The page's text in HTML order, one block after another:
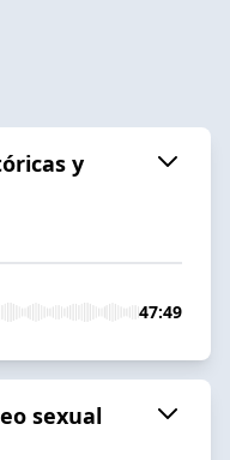
y
47:49
sexual